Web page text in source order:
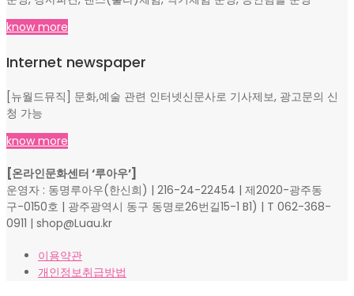
know more
Internet newspaper
[뉴월드뮤직] 문화,예술 관련 인터넷신문사로 기사제보, 광고문의 신
청 가능
know more
[온라인문화센터 ‘루아우’]
운영자 : 동명루아우(한신희) | 216-24-22454 | 제2020-광주동
구-0150호 | 광주광역시 동구 동명로26번길15-1 B1) | T 062-368-
0911 | shop@Luau.kr
이용약관
개인정보취급방법